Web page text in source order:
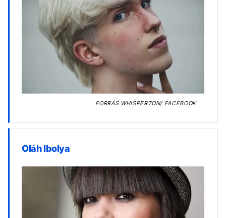
FORRÁSWHISPERTON/ FACEBOOK
Oláh Ibolya